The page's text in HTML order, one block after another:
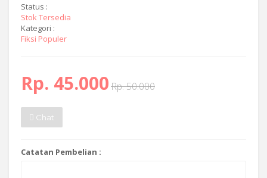
Status :
Stok Tersedia
Kategori :
Fiksi Populer
Rp. 45.000Rp. 50.000
Chat
Catatan Pembelian :